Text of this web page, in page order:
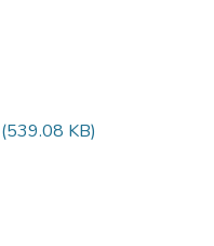
(539.08 KB)